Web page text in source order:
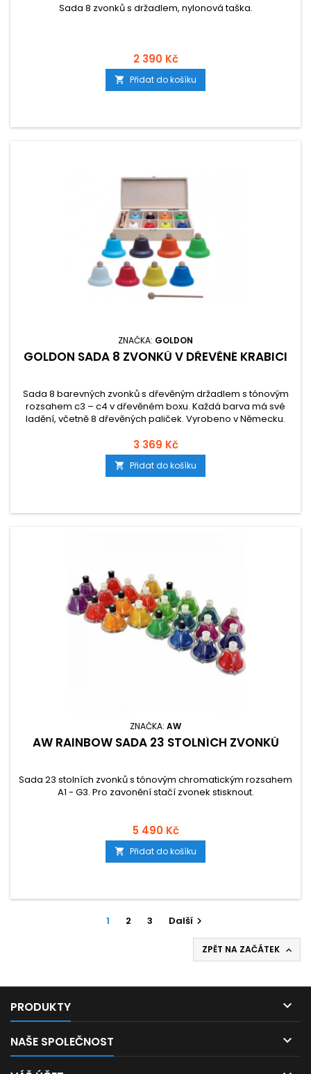
Sada 8 zvonků s držadlem, nylonová taška.
2 390 Kč
 Přidat do košíku
ZNAČKA: GOLDON
GOLDON SADA 8 ZVONKŮ V DŘEVĚNÉ KRABICI
Sada 8 barevných zvonků s dřevěným držadlem s tónovým
rozsahem c3 – c4 v dřevěném boxu. Každá barva má své
ladění, včetně 8 dřevěných paliček. Vyrobeno v Německu.
3 369 Kč
 Přidat do košíku
ZNAČKA: AW
AW RAINBOW SADA 23 STOLNÍCH ZVONKŮ
Sada 23 stolních zvonků s tónovým chromatickým rozsahem
A1 - G3. Pro zavonění stačí zvonek stisknout.
5 490 Kč
 Přidat do košíku
1 2 3 Další
ZPĚT NA ZAČÁTEK 
PRODUKTY 
NAŠE SPOLEČNOST 